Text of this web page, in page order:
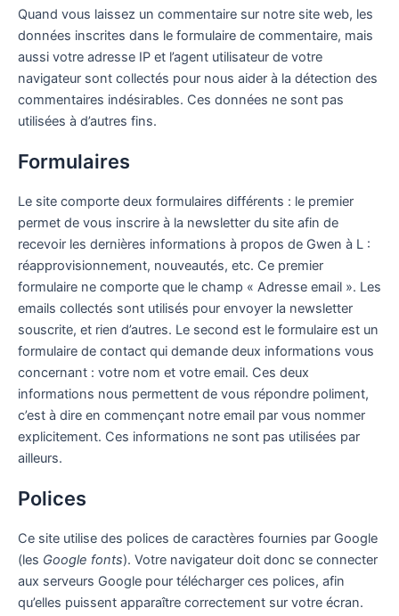
Quand vous laissez un commentaire sur notre site web, les
données inscrites dans le formulaire de commentaire, mais
aussi votre adresse IP et l’agent utilisateur de votre
navigateur sont collectés pour nous aider à la détection des
commentaires indésirables. Ces données ne sont pas
utilisées à d’autres fins.
Formulaires
Le site comporte deux formulaires différents : le premier
permet de vous inscrire à la newsletter du site afin de
recevoir les dernières informations à propos de Gwen à L :
réapprovisionnement, nouveautés, etc. Ce premier
formulaire ne comporte que le champ « Adresse email ». Les
emails collectés sont utilisés pour envoyer la newsletter
souscrite, et rien d’autres. Le second est le formulaire est un
formulaire de contact qui demande deux informations vous
concernant : votre nom et votre email. Ces deux
informations nous permettent de vous répondre poliment,
c’est à dire en commençant notre email par vous nommer
explicitement. Ces informations ne sont pas utilisées par
ailleurs.
Polices
Ce site utilise des polices de caractères fournies par Google
(les Google fonts). Votre navigateur doit donc se connecter
aux serveurs Google pour télécharger ces polices, afin
qu’elles puissent apparaître correctement sur votre écran.